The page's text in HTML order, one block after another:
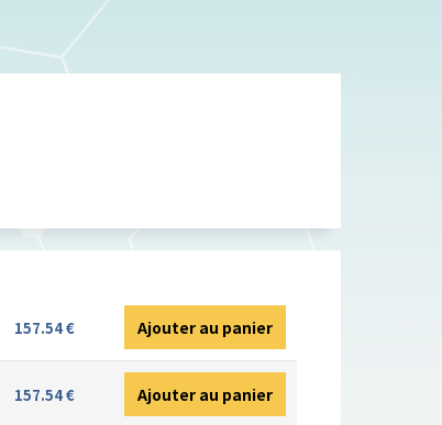
157.54 € Ajouter au panier
157.54 € Ajouter au panier